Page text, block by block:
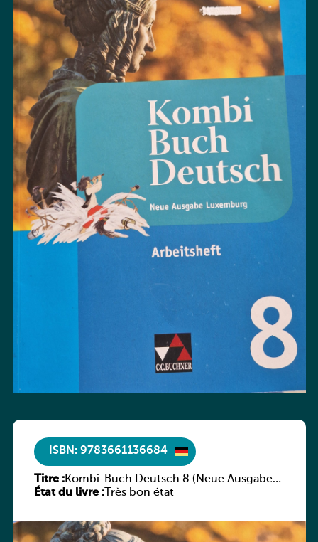
ISBN: 9783661136684
Titre :Kombi-Buch Deutsch 8 (Neue Ausgabe
Luxemburg)
État du livre :Très bon état